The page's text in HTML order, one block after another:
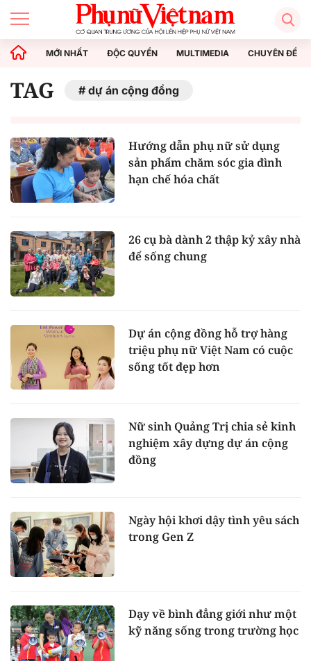
MỚI NHẤT ĐỘC QUYỀN MULTIMEDIA CHUYÊN ĐỀ
TAG dự án cộng đồng
Hướng dẫn phụ nữ sử dụng
sản phẩm chăm sóc gia đình
hạn chế hóa chất
26 cụ bà dành 2 thập kỷ xây nhà
để sống chung
Dự án cộng đồng hỗ trợ hàng
triệu phụ nữ Việt Nam có cuộc
sống tốt đẹp hơn
Nữ sinh Quảng Trị chia sẻ kinh
nghiệm xây dựng dự án cộng
đồng
Ngày hội khơi dậy tình yêu sách
trong Gen Z
Dạy về bình đẳng giới như một
kỹ năng sống trong trường học